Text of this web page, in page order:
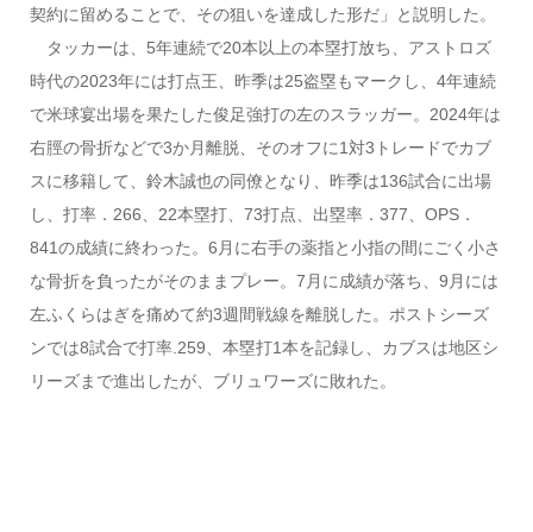
契約に留めることで、その狙いを達成した形だ」と説明した。
タッカーは、5年連続で20本以上の本塁打放ち、アストロズ
時代の2023年には打点王、昨季は25盗塁もマークし、4年連続
で米球宴出場を果たした俊足強打の左のスラッガー。2024年は
右脛の骨折などで3か月離脱、そのオフに1対3トレードでカブ
スに移籍して、鈴木誠也の同僚となり、昨季は136試合に出場
し、打率．266、22本塁打、73打点、出塁率．377、OPS．
841の成績に終わった。6月に右手の薬指と小指の間にごく小さ
な骨折を負ったがそのままプレー。7月に成績が落ち、9月には
左ふくらはぎを痛めて約3週間戦線を離脱した。ポストシーズ
ンでは8試合で打率.259、本塁打1本を記録し、カブスは地区シ
リーズまで進出したが、ブリュワーズに敗れた。